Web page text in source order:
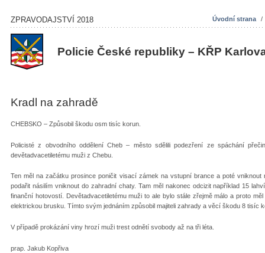
Úvodní strana /
ZPRAVODAJSTVÍ 2018
Policie České republiky – KŘP
Kradl na zahradě
CHEBSKO – Způsobil škodu osm tisíc korun.
Policisté z obvodního oddělení Cheb – město sdělili podezření ze spáchání
devětadvacetiletému muži z Chebu.
Ten měl na začátku prosince poničit visací zámek na vstupní brance a poté
podařit násilím vniknout do zahradní chaty. Tam měl nakonec odcizit například 15
finanční hotovostí. Devětadvacetiletému muži to ale bylo stále zřejmě málo a proto
elektrickou brusku. Tímto svým jednáním způsobil majiteli zahrady a věcí škodu 8 tisíc
V případě prokázání viny hrozí muži trest odnětí svobody až na tři léta.
prap. Jakub Kopřiva